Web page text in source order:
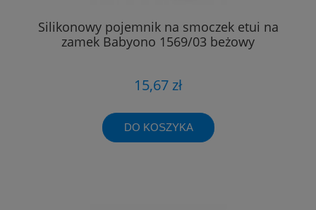
Silikonowy pojemnik na smoczek etui na
zamek Babyono 1569/03 beżowy
15,67 zł
DO KOSZYKA